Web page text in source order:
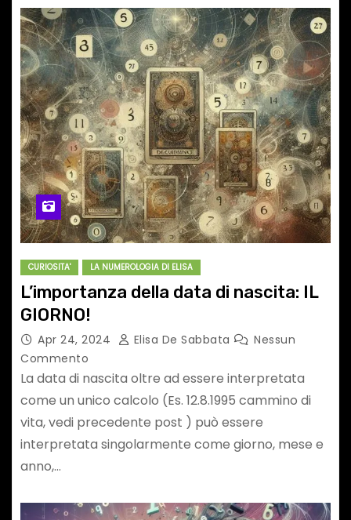
CURIOSITA' LA NUMEROLOGIA DI ELISA
L’importanza della data di nascita: IL
GIORNO!
Apr 24, 2024 Elisa De Sabbata
Nessun
Commento
La data di nascita oltre ad essere interpretata
come un unico calcolo (Es. 12.8.1995 cammino di
vita, vedi precedente post ) può essere
interpretata singolarmente come giorno, mese e
anno,…